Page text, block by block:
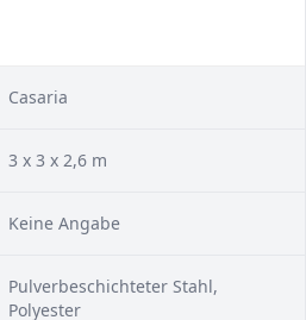
Casaria
3 x 3 x 2,6 m
Keine Angabe
Pulverbeschichteter Stahl,
Polyester